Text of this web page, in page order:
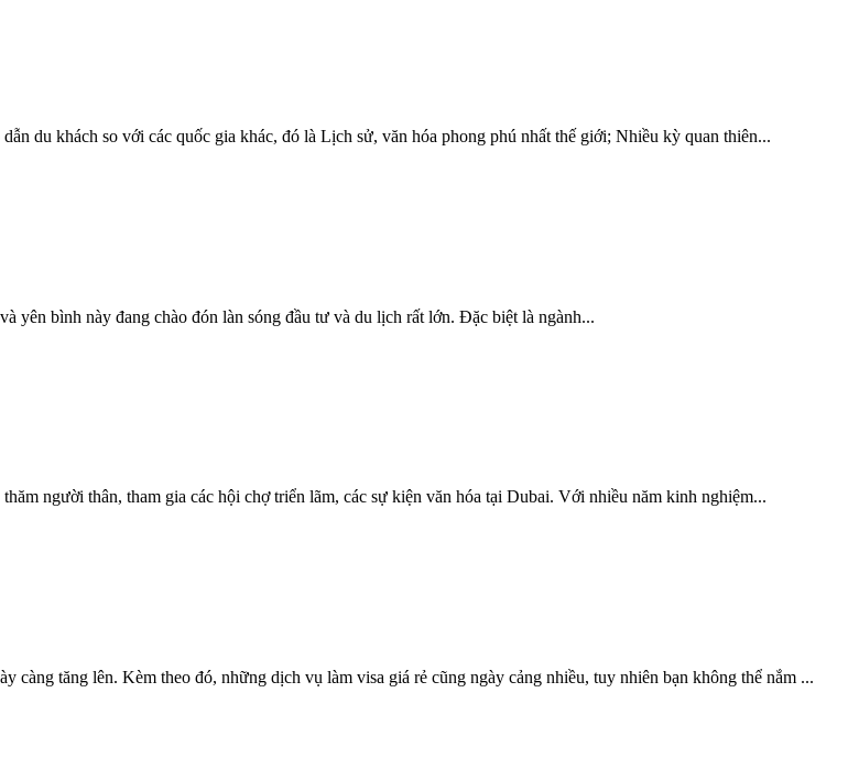
du khách so với các quốc gia khác, đó là Lịch sử, văn hóa phong phú nhất thế giới; Nhiều kỳ quan thiên...
yên bình này đang chào đón làn sóng đầu tư và du lịch rất lớn. Đặc biệt là ngành...
người thân, tham gia các hội chợ triển lãm, các sự kiện văn hóa tại Dubai. Với nhiều năm kinh nghiệm...
tăng lên. Kèm theo đó, những dịch vụ làm visa giá rẻ cũng ngày cảng nhiều, tuy nhiên bạn không thể nắm ...